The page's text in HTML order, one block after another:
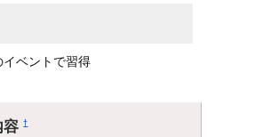
イベントで習得
容†